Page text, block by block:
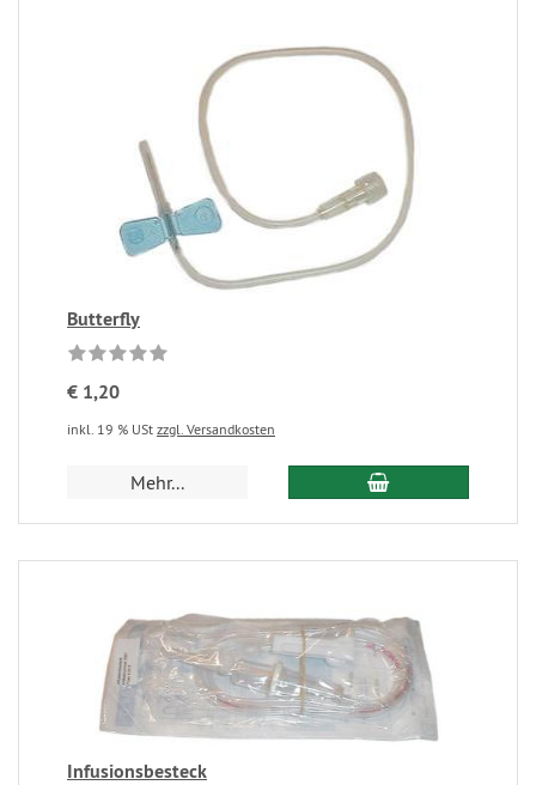
Butterfly
€ 1,20
inkl. 19 % USt zzgl. Versandkosten
Mehr...
Infusionsbesteck